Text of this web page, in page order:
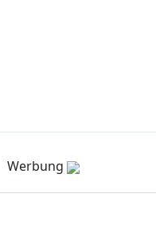
Werbung